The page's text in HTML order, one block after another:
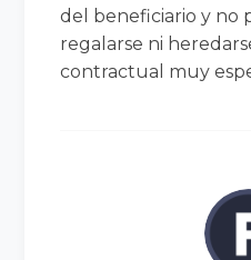
del beneficiario y no
regalarse ni
contractual muy